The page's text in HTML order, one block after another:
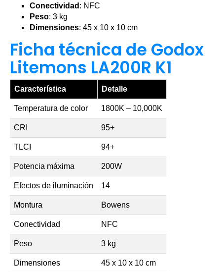
Conectividad : NFC
Peso: 3 kg
Dimensiones: 45 x 10 x 10 cm
Ficha técnica de Godox
Litemons LA200R K1
Característica Detalle
Temperatura de color 1800K – 10,000K
CRI 95+
TLCI 94+
Potencia máxima 200W
Efectos de iluminación 14
Montura Bowens
Conectividad NFC
Peso 3 kg
Dimensiones 45 x 10 x 10 cm